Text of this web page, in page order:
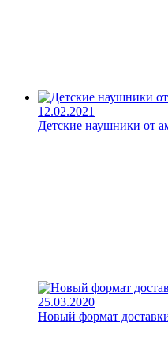
12.02.2021
Детские наушники от
25.03.2020
Новый формат